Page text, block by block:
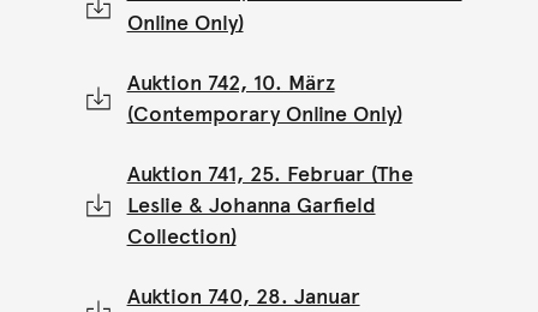
Online Only)
Auktion 742, 10. März
(Contemporary Online Only)
Auktion 741, 25. Februar (The
Leslie & Johanna Garfield
Collection)
Auktion 740, 28. Januar